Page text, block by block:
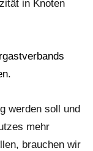
in Knoten
werden soll und
mehr
brauchen wir